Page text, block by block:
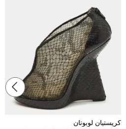
كريستيان لوبوتان